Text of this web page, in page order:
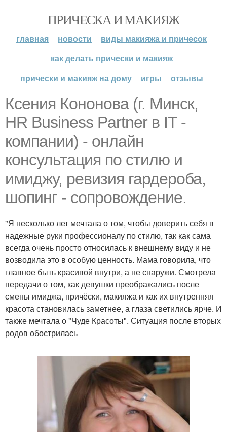
ПРИЧЕСКА И МАКИЯЖ
главная новости
виды макияжа и причесок
как делать прически и макияж
прически и макияж на дому
игры отзывы
Ксения Кононова (г. Минск,
HR Business Partner в IT -
компании) - онлайн
консультация по стилю и
имиджу, ревизия гардероба,
шопинг - сопровождение.
"Я несколько лет мечтала о том, чтобы доверить себя в
надежные руки профессионалу по стилю, так как сама
всегда очень просто относилась к внешнему виду и не
возводила это в особую ценность. Мама говорила, что
главное быть красивой внутри, а не снаружи. Смотрела
передачи о том, как девушки преображались после
смены имиджа, причёски, макияжа и как их внутренняя
красота становилась заметнее, а глаза светились ярче. И
также мечтала о "Чуде Красоты". Ситуация после вторых
родов обострилась